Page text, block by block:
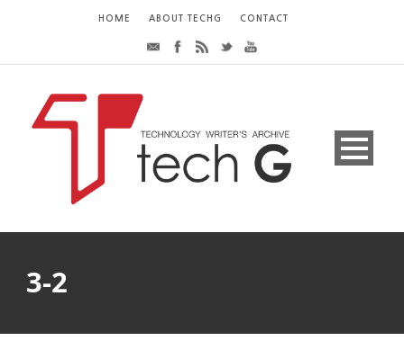
HOME ABOUT TECHG CONTACT
3-2